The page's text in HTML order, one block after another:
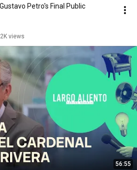
Petro's Final Public
views
56:55